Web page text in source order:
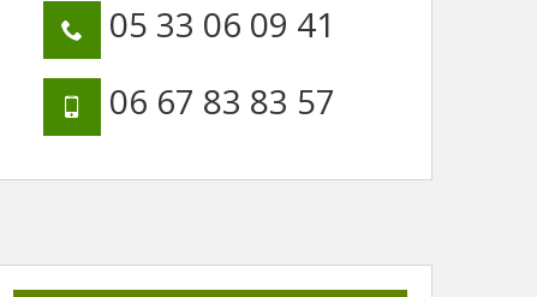
05 33 06 09 41
06 67 83 83 57